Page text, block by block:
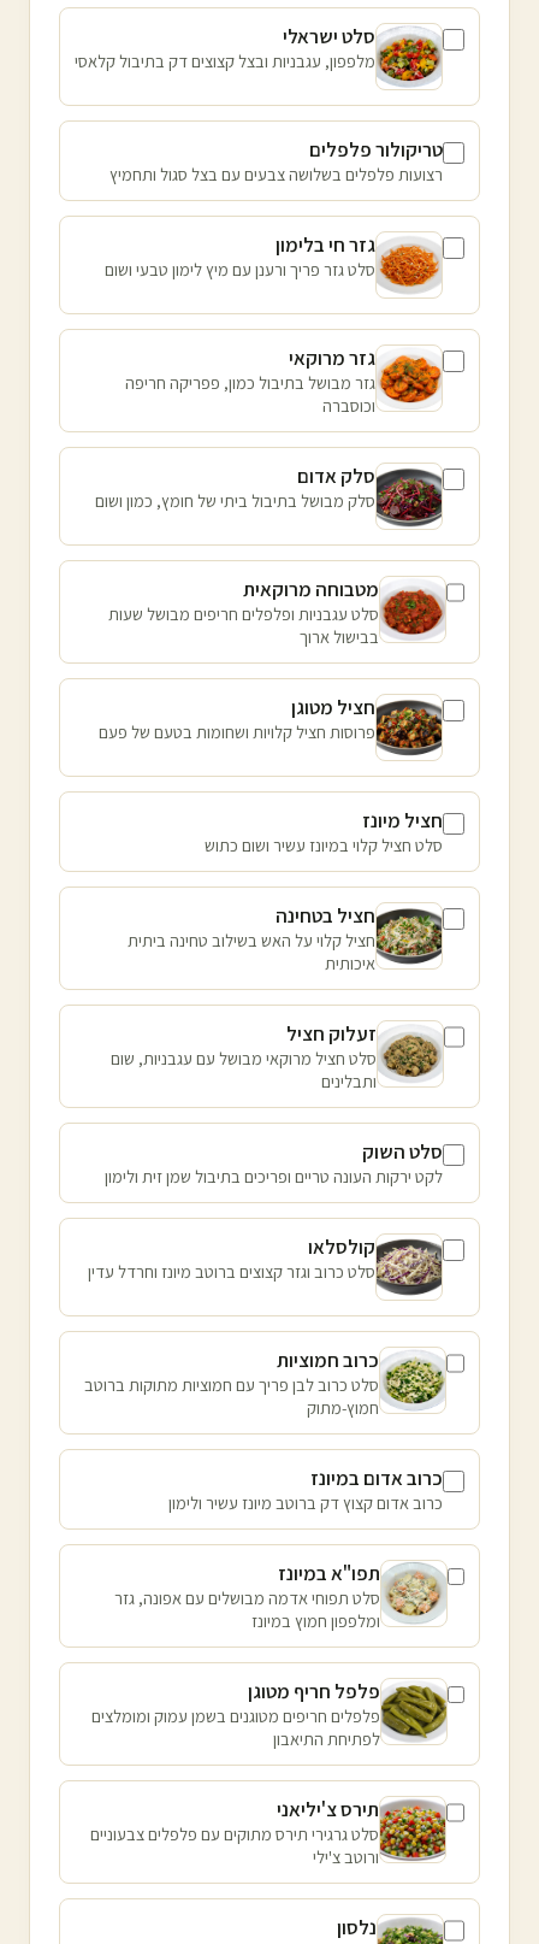
סלט ישראלי
מלפפון, עגבניות ובצל קצוצים דק בתיבול קלאסי
טריקולור פלפלים
רצועות פלפלים בשלושה צבעים עם בצל סגול ותחמיץ
גזר חי בלימון
סלט גזר פריך ורענן עם מיץ לימון טבעי ושום
גזר מרוקאי
גזר מבושל בתיבול כמון, פפריקה חריפה
וכוסברה
סלק אדום
סלק מבושל בתיבול ביתי של חומץ, כמון ושום
מטבוחה מרוקאית
סלט עגבניות ופלפלים חריפים מבושל שעות
בבישול ארוך
חציל מטוגן
פרוסות חציל קלויות ושחומות בטעם של פעם
חציל מיונז
סלט חציל קלוי במיונז עשיר ושום כתוש
חציל בטחינה
חציל קלוי על האש בשילוב טחינה ביתית
איכותית
זעלוק חציל
סלט חציל מרוקאי מבושל עם עגבניות, שום
ותבלינים
סלט השוק
לקט ירקות העונה טריים ופריכים בתיבול שמן זית ולימון
קולסלאו
סלט כרוב וגזר קצוצים ברוטב מיונז וחרדל עדין
כרוב חמוציות
סלט כרוב לבן פריך עם חמוציות מתוקות ברוטב
חמוץ-מתוק
כרוב אדום במיונז
כרוב אדום קצוץ דק ברוטב מיונז עשיר ולימון
תפו"א במיונז
סלט תפוחי אדמה מבושלים עם אפונה, גזר
ומלפפון חמוץ במיונז
פלפל חריף מטוגן
פלפלים חריפים מטוגנים בשמן עמוק ומומלצים
לפתיחת התיאבון
תירס צ'יליאני
סלט גרגירי תירס מתוקים עם פלפלים צבעוניים
ורוטב צ'ילי
נלסון